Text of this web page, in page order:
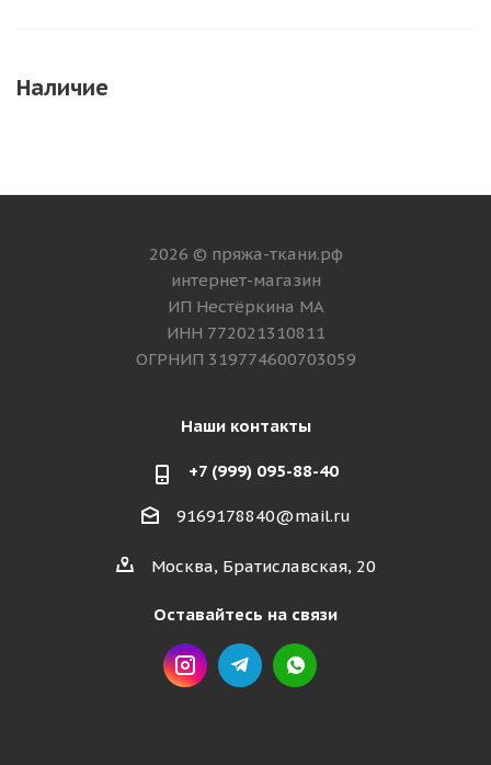
Наличие
2026 © пряжа-ткани.рф
интернет-магазин
ИП Нестёркина МА
ИНН 772021310811
ОГРНИП 319774600703059
Наши контакты
+7 (999) 095-88-40
9169178840@mail.ru
Москва, Братиславская, 20
Оставайтесь на связи